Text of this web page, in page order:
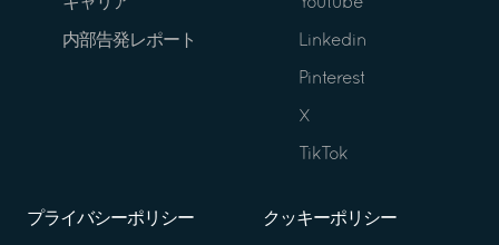
内部告発レポート Linkedin
Pinterest
X
TikTok
プライバシーポリシー クッキーポリシー